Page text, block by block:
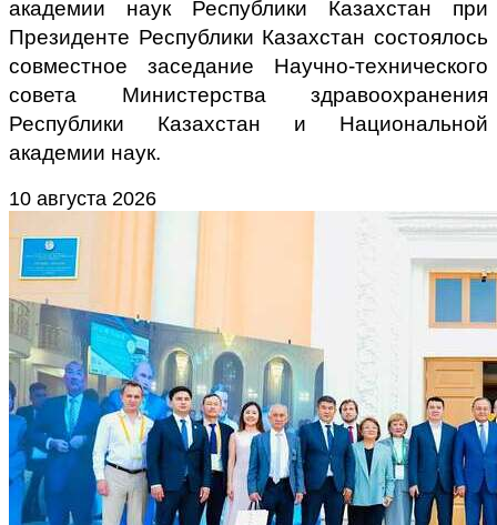
академии наук Республики Казахстан при
Президенте Республики Казахстан состоялось
совместное заседание Научно-технического
совета Министерства здравоохранения
Республики Казахстан и Национальной
академии наук.
10 августа 2026